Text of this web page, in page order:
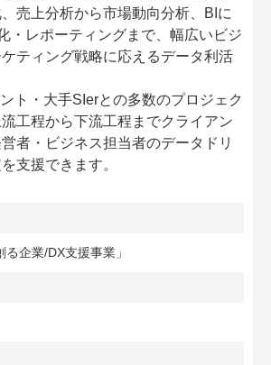
売上分析から市場動向分析、BIに
・レポーティングまで、幅広いビジ
ティング戦略に応えるデータ利活
ト・大手SIerとの多数のプロジェク
流工程から下流工程までクライアン
者・ビジネス担当者のデータドリ
支援できます。
る企業/DX支援事業」